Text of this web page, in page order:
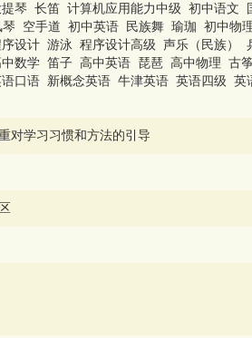
琴 长笛 计算机应用能力中级 初中语文
空手道 初中英语 民族舞 瑜珈 初中物
设计 游泳 程序设计高级 声乐（民族）
数学 笛子 高中英语 琵琶 高中物理 古
口语 新概念英语 牛津英语 英语四级
对学习习惯和方法的引导